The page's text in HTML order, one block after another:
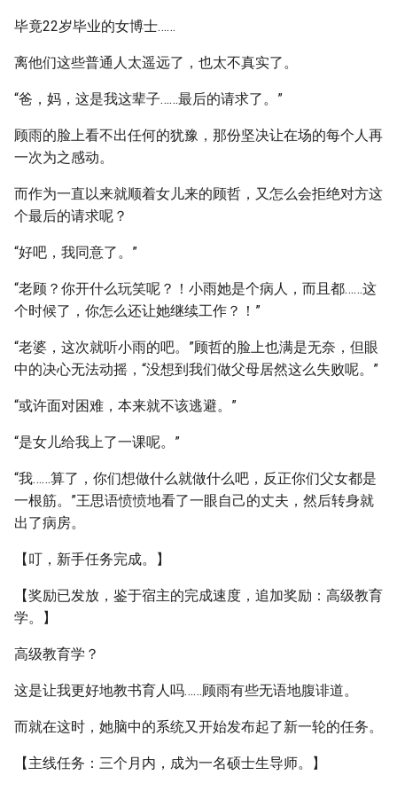
毕竟22岁毕业的女博士……
离他们这些普通人太遥远了，也太不真实了。
“爸，妈，这是我这辈子……最后的请求了。”
顾雨的脸上看不出任何的犹豫，那份坚决让在场的每个人再
一次为之感动。
而作为一直以来就顺着女儿来的顾哲，又怎么会拒绝对方这
个最后的请求呢？
“好吧，我同意了。”
“老顾？你开什么玩笑呢？！小雨她是个病人，而且都……这
个时候了，你怎么还让她继续工作？！”
“老婆，这次就听小雨的吧。”顾哲的脸上也满是无奈，但眼
中的决心无法动摇，“没想到我们做父母居然这么失败呢。”
“或许面对困难，本来就不该逃避。”
“是女儿给我上了一课呢。”
“我……算了，你们想做什么就做什么吧，反正你们父女都是
一根筋。”王思语愤愤地看了一眼自己的丈夫，然后转身就
出了病房。
【叮，新手任务完成。】
【奖励已发放，鉴于宿主的完成速度，追加奖励：高级教育
学。】
高级教育学？
这是让我更好地教书育人吗……顾雨有些无语地腹诽道。
而就在这时，她脑中的系统又开始发布起了新一轮的任务。
【主线任务：三个月内，成为一名硕士生导师。】